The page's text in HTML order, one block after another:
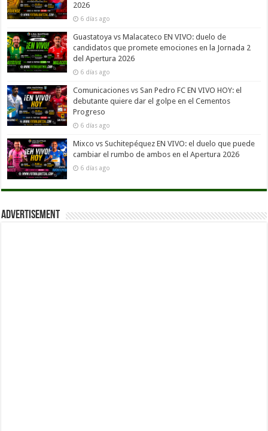
2026
6 días ago
Guastatoya vs Malacateco EN VIVO: duelo de
candidatos que promete emociones en la Jornada 2
del Apertura 2026
6 días ago
Comunicaciones vs San Pedro FC EN VIVO HOY: el
debutante quiere dar el golpe en el Cementos
Progreso
6 días ago
Mixco vs Suchitepéquez EN VIVO: el duelo que puede
cambiar el rumbo de ambos en el Apertura 2026
6 días ago
Advertisement